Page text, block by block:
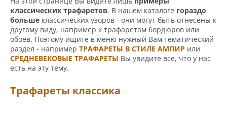
классических трафаретов. В нашем каталоге гораздо
больше классических узоров - они могут быть отнесены к
другому виду, например к трафаретам бордюров или
обоев. Поэтому ищите в меню нужный Вам тематический
раздел - например ТРАФАРЕТЫ В СТИЛЕ АМПИР или
СРЕДНЕВЕКОВЫЕ ТРАФАРЕТЫ Вы увидите все, что у нас
есть на эту тему.
Трафареты классика